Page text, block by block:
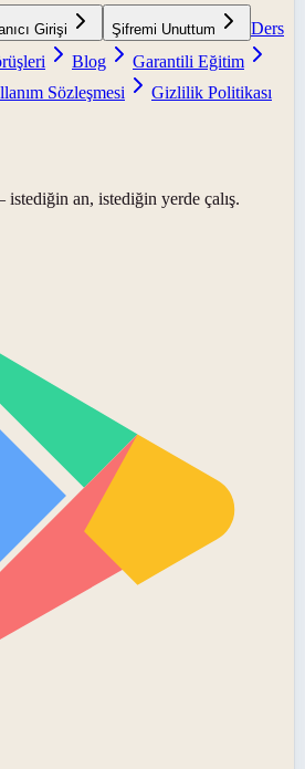
Girişi Şifremi Unuttum
Ders
Blog
Garantili Eğitim
Sözleşmesi
Gizlilik Politikası
an, istediğin yerde çalış.